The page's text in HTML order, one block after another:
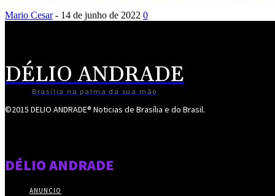
Mario Cesar - 14 de junho de 2022 0
DÉLIO ANDRADE
Brasília na palma da sua mão
©2015 DELIO ANDRADE® Noticias de Brasília e do Brasil.
DÉLIO ANDRADE
ANUNCIO